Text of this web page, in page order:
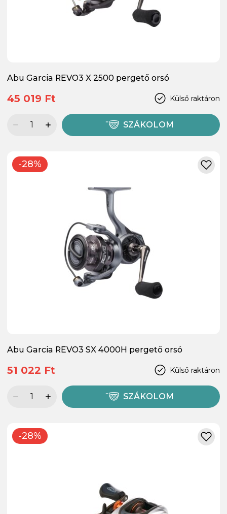
Abu Garcia REVO3 X 2500 pergető orsó
Külső raktáron
45 019 Ft
SZÁKOLOM
-28%
Abu Garcia REVO3 SX 4000H pergető orsó
Külső raktáron
51 022 Ft
SZÁKOLOM
-28%